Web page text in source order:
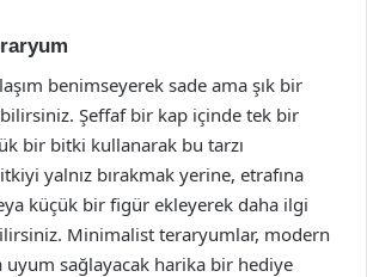
benimseyerek sade ama şık bir
Şeffaf bir kap içinde tek bir
bir bitki kullanarak bu tarzı
yalnız bırakmak yerine, etrafına
küçük bir figür ekleyerek daha ilgi
Minimalist teraryumlar, modern
uyum sağlayacak harika bir hediye